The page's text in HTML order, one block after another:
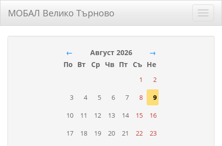
МОБАЛ Велико Търново
← Август 2026
→
По Вт Ср Чв Пт Съ Не
1
2
3
4 5 6 7 8
9
10
11 12 13 14 15
16
17
18 19 20 21 22
23